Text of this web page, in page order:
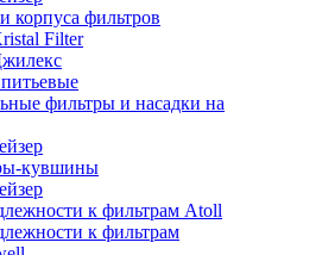
корпуса фильтров
Filter
фильтры и насадки на
кувшины
к фильтрам Atoll
к фильтрам